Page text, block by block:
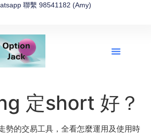
聯繫 98541182 (Amy)
定short 好？
勢的交易工具，全看怎麼運用及使用時